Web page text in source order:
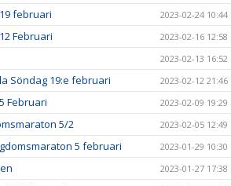
februari 2023-02-24 10:44
Februari 2023-02-16 12:58
2023-02-13 16:52
Söndag 19:e februari 2023-02-12 21:46
Februari 2023-02-09 19:29
5/2 2023-02-05 12:49
5 februari 2023-01-29 10:30
2023-01-27 17:38